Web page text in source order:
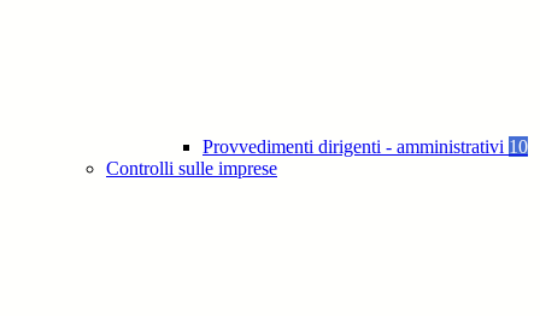
Provvedimenti dirigenti - amministrativi 10
Controlli sulle imprese